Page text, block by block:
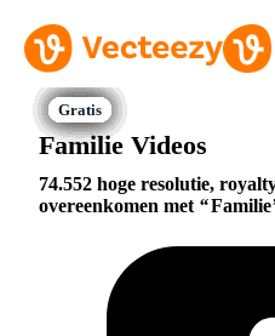
Familie Videos
74.552 hoge resolutie,
overeenkomen met
Familie